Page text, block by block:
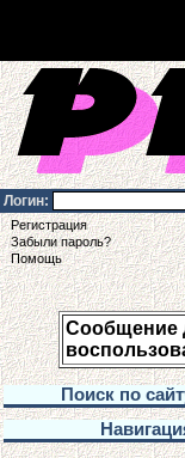
Логин:
Регистрация
Забыли пароль?
Помощь
Сообщение
Поиск по